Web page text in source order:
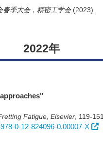
春季大会，精密工学会 (2023)
2022年
Fatigue, Elsevier 119-151
0-12-824096-0.00007-X